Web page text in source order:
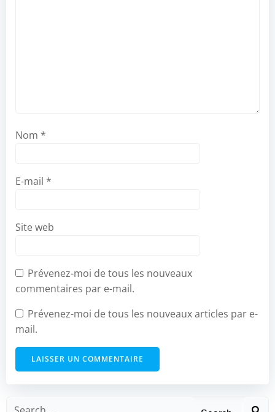
Nom *
E-mail *
Site web
Prévenez-moi de tous les nouveaux
commentaires par e-mail.
Prévenez-moi de tous les nouveaux articles par e-
mail.